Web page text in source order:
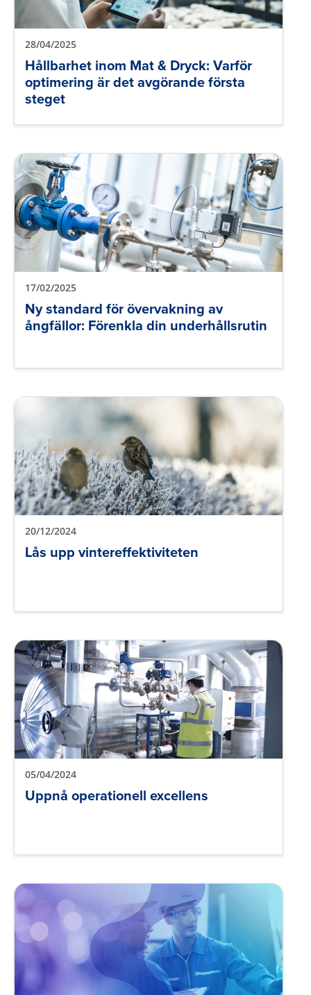
28/04/2025
Hållbarhet inom Mat & Dryck: Varför
optimering är det avgörande första
steget
17/02/2025
Ny standard för övervakning av
ångfällor: Förenkla din underhållsrutin
20/12/2024
Lås upp vintereffektiviteten
05/04/2024
Uppnå operationell excellens